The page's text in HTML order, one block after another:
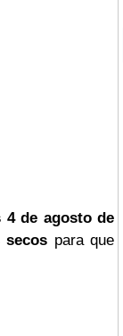
4 de agosto de
secos para que